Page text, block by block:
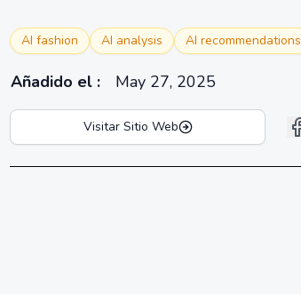
AI fashion AI analysis AI recommendations
Añadido el : May 27, 2025
Visitar Sitio Web